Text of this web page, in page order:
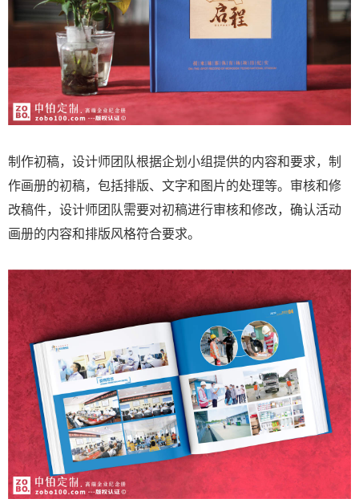
制作初稿，设计师团队根据企划小组提供的内容和要求，制
作画册的初稿，包括排版、文字和图片的处理等。审核和修
改稿件，设计师团队需要对初稿进行审核和修改，确认活动
画册的内容和排版风格符合要求。